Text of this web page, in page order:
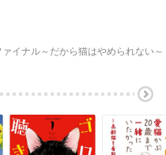
イナル～だから猫はやめられない～